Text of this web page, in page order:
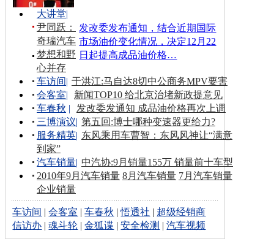
发改委发布通知，结合近期国际
市场油价变化情况，决定12月22
日起提高成品油价格…
大讲堂|
尹同跃：
奇瑞汽车
梦想和野
心并存
车访间| 于洪江:马自达8切中公商务MPV要害
会客室|
新闻TOP10 给北京治堵新政提意见
车春秋 |
发改委发通知 成品油价格再次上调
三博演议| 第五回:博士哪种变速器更给力?
服务精英| 东风乘用车曹智：东风风神让“满意
到家”
汽车销量| 中汽协:9月销量155万 销量前十车型
2010年9月汽车销量 8月汽车销量 7月汽车销量
企业销量
车访间 |会客室 |车春秋 |悟透社 | 超级经销商
信访办 |魂斗轮 |金狐谍 |安全检测 |汽车视频